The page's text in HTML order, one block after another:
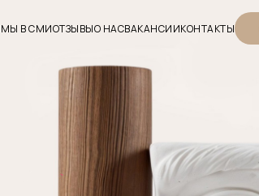
МЫ В СМИОТЗЫВЫО НАСВАКАНСИИКОНТАКТЫ